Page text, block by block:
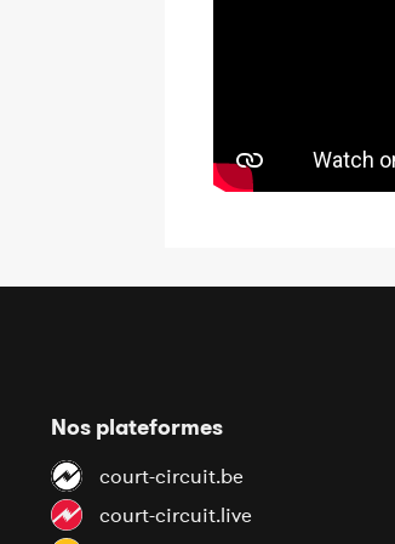
Nos plateformes
court-circuit.be
court-circuit.live